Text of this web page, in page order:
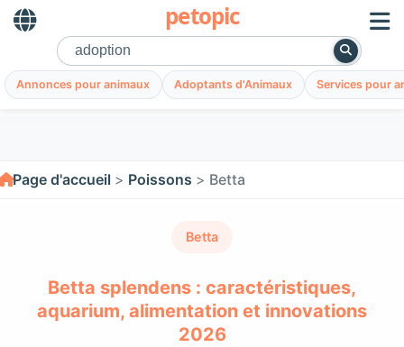
petopic
Annonces pour animaux Adoptants d'Animaux Services pour
Page d'accueil Poissons Betta
Betta
Betta splendens : caractéristiques,
aquarium, alimentation et innovations
2026